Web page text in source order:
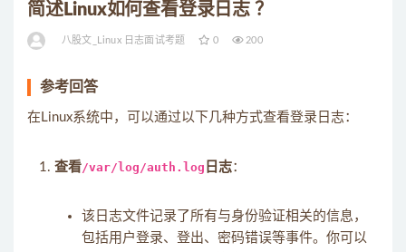
简述Linux如何查看登录日志 ？
八股文_Linux 日志面试考题 0 200
参考回答
在Linux系统中，可以通过以下几种方式查看登录日志：
查看/var/log/auth.log 日志：
该日志文件记录了所有与身份验证相关的信息，
包括用户登录、登出、密码错误等事件。你可以